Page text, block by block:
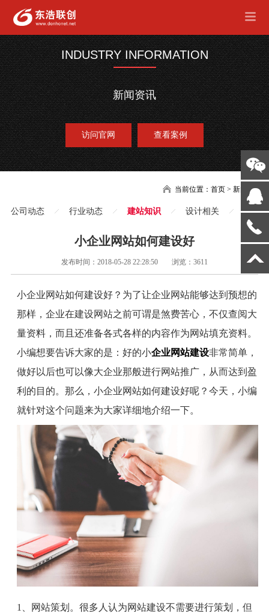
INDUSTRY INFORMATION
新闻资讯
访问官网 查看案例
当前位置：首页 >新闻
公司动态 行业动态 建站知识 设计相关
小企业网站如何建设好
发布时间：2018-05-28 22:28:50 浏览：3611
小企业网站如何建设好？为了让企业网站能够达到预想的
那样，企业在建设网站之前可谓是煞费苦心，不仅查阅大
量资料，而且还准备各式各样的内容作为网站填充资料。
小编想要告诉大家的是：好的小企业网站建设非常简单，
做好以后也可以像大企业那般进行网站推广，从而达到盈
利的目的。那么，小企业网站如何建设好呢？今天，小编
就针对这个问题来为大家详细地介绍一下。
1、
网站策划。很多人认为网站建设不需要进行策划，但